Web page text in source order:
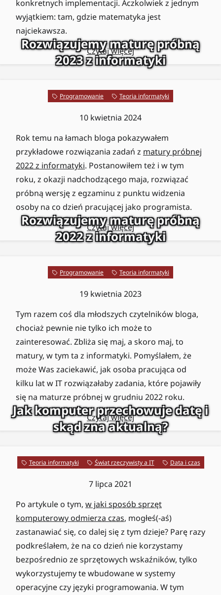
konkretnych implementacji. Aczkolwiek z jednym
wyjątkiem: tam, gdzie matematyka jest
najciekawsza.
Czytaj więcej
Rozwiązujemy maturę próbną
2023 z informatyki
Programowanie Teoria informatyki
10 kwietnia 2024
Rok temu na łamach bloga pokazywałem
przykładowe rozwiązania zadań z matury próbnej
2022 z informatyki. Postanowiłem też i w tym
roku, z okazji nadchodzącego maja, rozwiązać
próbną wersję z egzaminu z punktu widzenia
osoby na co dzień pracującej jako programista.
Czytaj więcej
Rozwiązujemy maturę próbną
2022 z informatyki
Programowanie Teoria informatyki
19 kwietnia 2023
Tym razem coś dla młodszych czytelników bloga,
chociaż pewnie nie tylko ich może to
zainteresować. Zbliża się maj, a skoro maj, to
matury, w tym ta z informatyki. Pomyślałem, że
może Was zaciekawić, jak osoba pracująca od
kilku lat w IT rozwiązałaby zadania, które pojawiły
się na maturze próbnej w grudniu 2022 roku.
Czytaj więcej
Jak komputer przechowuje datę i
skąd zna aktualną?
Teoria informatyki Świat rzeczywisty a IT Data i czas
7 lipca 2021
Po artykule o tym, w jaki sposób sprzęt
komputerowy odmierza czas, mogłeś(-aś)
zastanawiać się, co dalej się z tym dzieje? Parę razy
podkreślałem, że na co dzień nie korzystamy
bezpośrednio ze sprzętowych wskaźników, tylko
wykorzystujemy te wbudowane w systemy
operacyjne czy języki programowania. W tym